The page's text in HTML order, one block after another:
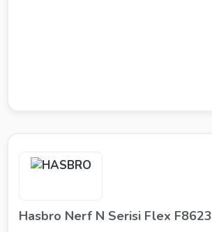
Hasbro Nerf N Serisi Flex F8623